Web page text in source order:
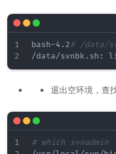
bash-4.2# /data/
/data/svnbk.sh:
退出空环境，查
# which svnadmin